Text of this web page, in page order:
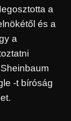
a
és a
a
-t bíróság